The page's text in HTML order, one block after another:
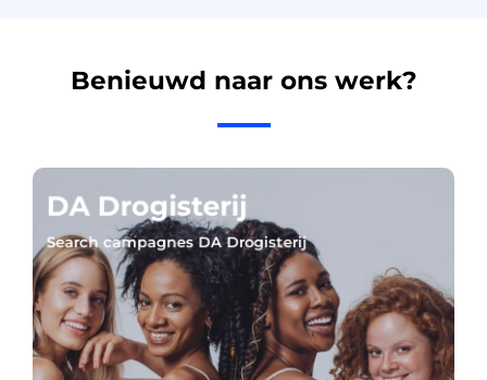
Benieuwd naar ons werk?
DA Drogisterij
Search campagnes DA Drogisterij